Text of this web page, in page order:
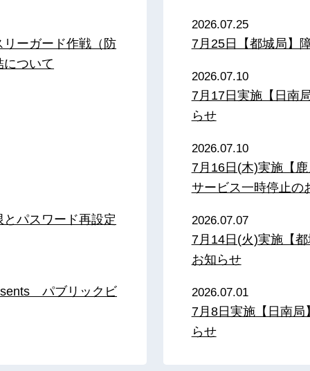
ーガード作戦（防
ついて
パスワード再設定
パブリックビ
2026.07.25
7月25日【都城局】
2026.07.10
7月17日実施【日南
らせ
2026.07.10
7月16日(木)実施【
サービス一時停止の
2026.07.07
7月14日(火)実施【
お知らせ
2026.07.01
7月8日実施【日南
らせ